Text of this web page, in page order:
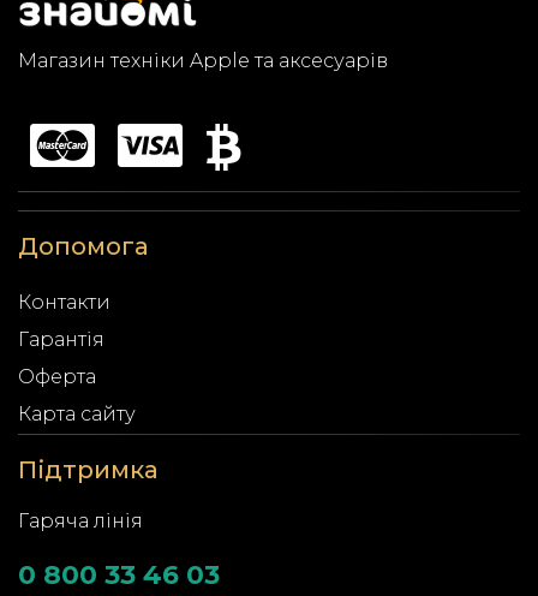
Магазин техніки Apple та аксесуарів
Допомога
Контакти
Гарантія
Оферта
Карта сайту
Підтримка
Гаряча лінія
0 800 33 46 03